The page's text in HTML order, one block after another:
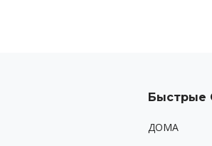
Быстрые
ДОМА